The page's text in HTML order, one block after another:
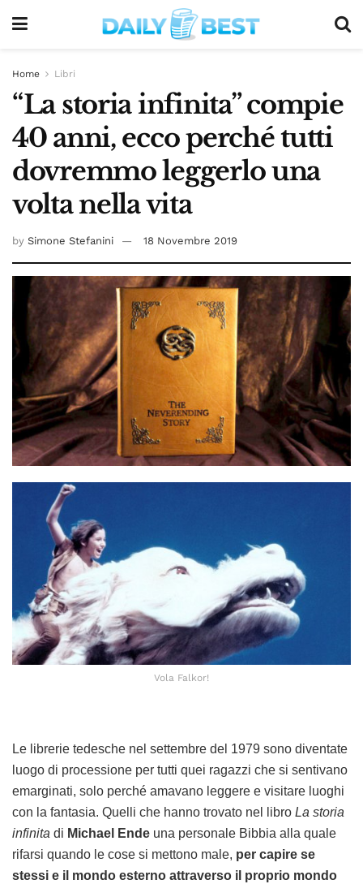
Home Libri
“La storia infinita” compie
40 anni, ecco perché tutti
dovremmo leggerlo una
volta nella vita
by Simone Stefanini 18 Novembre 2019
Vola Falkor!
Le librerie tedesche nel settembre del 1979 sono diventate
luogo di processione per tutti quei ragazzi che si sentivano
emarginati, solo perché amavano leggere e visitare luoghi
con la fantasia. Quelli che hanno trovato nel libro La storia
infinita di Michael Ende una personale Bibbia alla quale
rifarsi quando le cose si mettono male, per capire se
stessi e il mondo esterno attraverso il proprio mondo